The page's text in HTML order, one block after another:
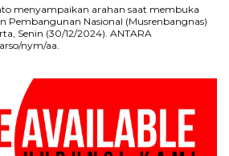
menyampaikan arahan saat membuka
Pembangunan Nasional (Musrenbangnas)
Senin (30/12/2024). ANTARA
nym/aa.